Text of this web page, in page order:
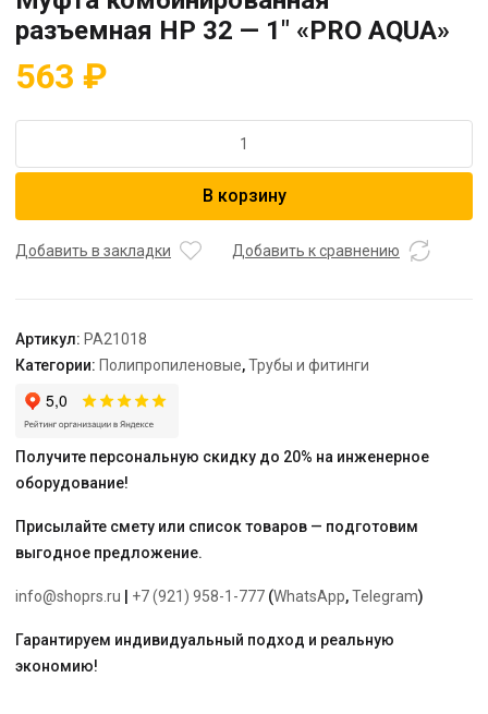
разъемная HP 32 — 1″ «PRO AQUA»
563 ₽
Муфта
HP
"PRO
AQUA"
В корзину
Добавить в закладки Добавить к сравнению
Артикул: PA21018
Категории: Полипропиленовые,Трубы и фитинги
Получите персональную скидку до 20% на инженерное
оборудование!
Присылайте смету или список товаров — подготовим
выгодное предложение.
info@shoprs.ru +7 (921) 958-1-777 (WhatsApp,Telegram)
Гарантируем индивидуальный подход и реальную
экономию!